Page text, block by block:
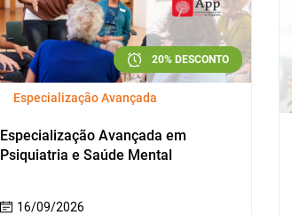
20% DESCONTO
Especialização Avançada
Especialização Avançada em
Psiquiatria e Saúde Mental
16/09/2026